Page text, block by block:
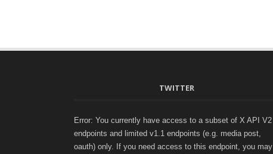
TWITTER
Error: You currently have access to a subset of X API V2
endpoints and limited v1.1 endpoints (e.g. media post,
oauth) only. If you need access to this endpoint, you may